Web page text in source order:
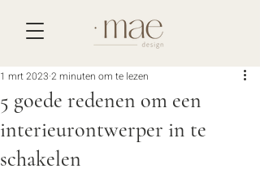
5 goede redenen om een
interieurontwerper in te
schakelen
1 mrt 2023 2 minuten om te lezen